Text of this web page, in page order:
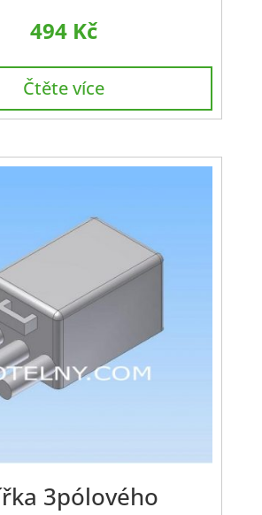
494 Kč
Čtěte více
3pólového